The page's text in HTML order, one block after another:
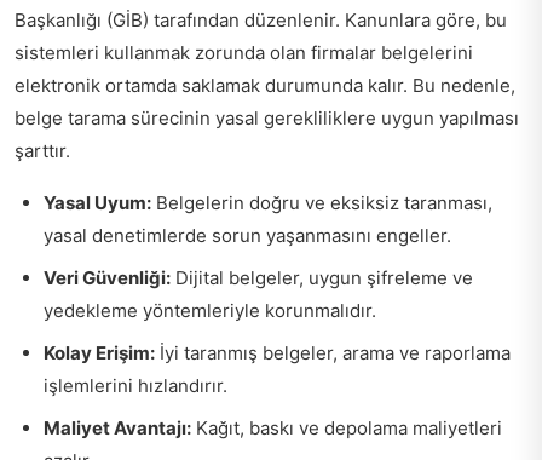
Başkanlığı (GİB) tarafından düzenlenir. Kanunlara göre, bu
sistemleri kullanmak zorunda olan firmalar belgelerini
elektronik ortamda saklamak durumunda kalır. Bu nedenle,
belge tarama sürecinin yasal gerekliliklere uygun yapılması
şarttır.
Yasal Uyum: Belgelerin doğru ve eksiksiz taranması,
yasal denetimlerde sorun yaşanmasını engeller.
Veri Güvenliği: Dijital belgeler, uygun şifreleme ve
yedekleme yöntemleriyle korunmalıdır.
Kolay Erişim: İyi taranmış belgeler, arama ve raporlama
işlemlerini hızlandırır.
Maliyet Avantajı: Kağıt, baskı ve depolama maliyetleri